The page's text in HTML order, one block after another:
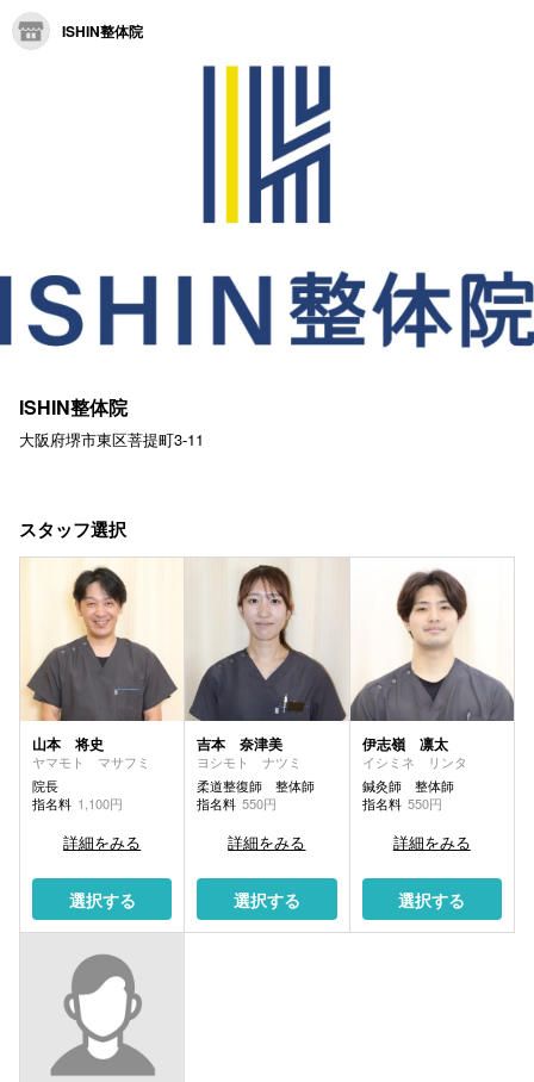
ISHIN整体院
ISHIN整体院
大阪府堺市東区菩提町3-11
スタッフ選択
山本 将史
ヤマモト マサフミ
院長
指名料 1,100円
詳細をみる
選択する
吉本 奈津美
ヨシモト ナツミ
柔道整復師 整体師
指名料 550円
詳細をみる
選択する
伊志嶺 凛太
イシミネ リンタ
鍼灸師 整体師
指名料 550円
詳細をみる
選択する